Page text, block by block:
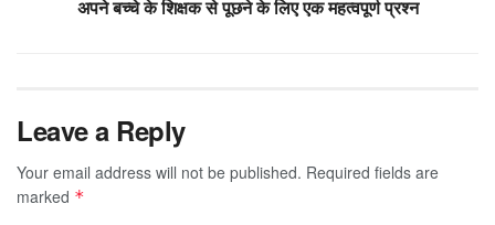
अपने बच्चे के शिक्षक से पूछने के लिए एक महत्वपूर्ण प्रश्न
Leave a Reply
Your email address will not be published. Required fields are
marked *